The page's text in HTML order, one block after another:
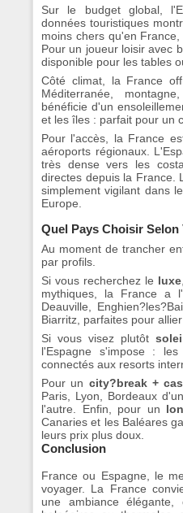
Sur le budget global,
données touristiques
moins chers qu'en
Pour un joueur loisir avec
disponible pour les tables
Côté climat, la France
Méditerranée,
bénéficie d'un
et les îles : parfait pour un
Pour l'accès, la France
aéroports régionaux.
très dense vers les
directes depuis la France.
simplement vigilant dans
Europe.
Quel Pays Choisir
Au moment de trancher
par profils.
Si vous recherchez le luxe
mythiques, la France a
Deauville,
Biarritz, parfaites pour
Si vous visez plutôt
l'Espagne s'impose :
connectés aux resorts
Pour un city?break +
Paris, Lyon, Bordeaux
l'autre. Enfin, pour un
Canaries et les Baléares
leurs prix plus doux.
Conclusion
France ou Espagne, le
voyager. La France
une ambiance élégante,